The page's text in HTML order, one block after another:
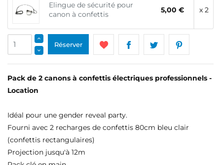
Elingue de sécurité pour
canon à confettis
5,00 € x 2
Réserver
Pack de 2 canons à confettis électriques professionnels -
Location
Idéal pour une gender reveal party.
Fourni avec 2 recharges de confettis 80cm bleu clair
(confettis rectangulaires)
Projection jusqu'à 12m